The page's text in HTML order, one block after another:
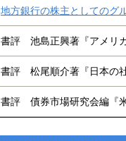
地方銀行の株主としてのグ
書評 池島正興著『アメリ
書評 松尾順介著『日本の
書評 債券市場研究会編『